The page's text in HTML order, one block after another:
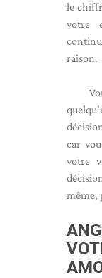
le
votre
raison.
car
votre
même,